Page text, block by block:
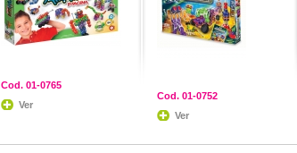
Cod. 01-0765
Ver
Cod. 01-0752
Ver